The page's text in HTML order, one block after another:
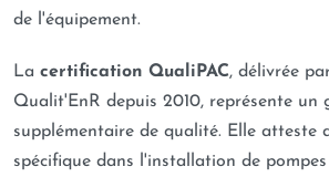
de l'équipement.
La certification QualiPAC, délivrée
Qualit'EnR depuis 2010, représente un
supplémentaire de qualité. Elle atteste
spécifique dans l'installation de